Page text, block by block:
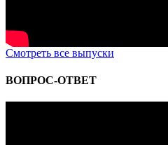
Смотреть все выпуски
ВОПРОС-ОТВЕТ